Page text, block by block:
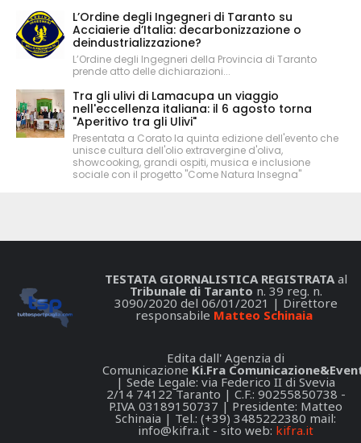
L’Ordine degli Ingegneri di Taranto su
Acciaierie d’Italia: decarbonizzazione o
deindustrializzazione?
L’Ordine degli Ingegneri della Provincia di Taranto
prende atto delle dichiarazioni...
Tra gli ulivi di Lamacupa un viaggio
nell'eccellenza italiana: il 6 agosto torna
"Aperitivo tra gli Ulivi"
Presentata a Corato la quinta edizione dell'evento che
unisce cultura dell'olio extravergine d'oliva,
showcooking, grandi ospiti, musica e inclusione
sociale con il progetto "Come Natura Insegna"
TESTATA GIORNALISTICA REGISTRATAal
Tribunale di Taranto n. 39 reg. n.
3090/2020 del 06/01/2021 | Direttore
responsabile Matteo Schinaia
Edita dall' Agenzia di
Comunicazione Ki.Fra
| Sede Legale: via Federico II di Svevia
2/14 74122 Taranto | C.F.: 90255850738 -
P.IVA 03189150737 | Presidente: Matteo
Schinaia | Tel.: (+39) 3485222380 mail:
info@kifra.it - sito web: kifra.it